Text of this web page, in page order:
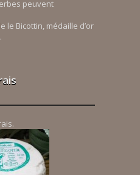
peuvent
le Bicottin, médaille d’or